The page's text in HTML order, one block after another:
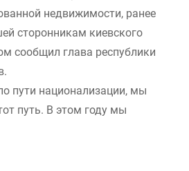
недвижимости, ранее
сторонникам киевского
сообщил глава республики
пути национализации, мы
путь. В этом году мы